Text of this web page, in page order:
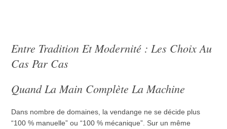
Entre Tradition Et Modernité : Les Choix Au
Cas Par Cas
Quand La Main Complète La Machine
Dans nombre de domaines, la vendange ne se décide plus
“100 % manuelle” ou “100 % mécanique”. Sur un même